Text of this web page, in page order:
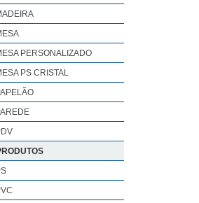
PERSONALIZADO
PS CRISTAL